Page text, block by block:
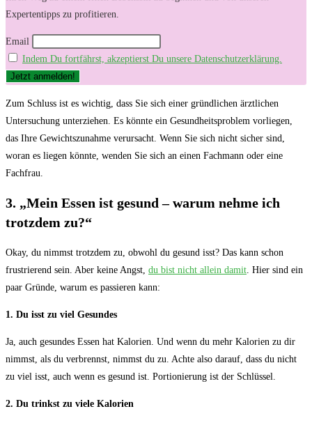
Expertentipps zu profitieren.
Email
Indem Du fortfährst, akzeptierst Du unsere Datenschutzerklärung.
Zum Schluss ist es wichtig, dass Sie sich einer gründlichen ärztlichen
Untersuchung unterziehen. Es könnte ein Gesundheitsproblem vorliegen,
das Ihre Gewichtszunahme verursacht. Wenn Sie sich nicht sicher sind,
woran es liegen könnte, wenden Sie sich an einen Fachmann oder eine
Fachfrau.
3. „Mein Essen ist gesund – warum nehme ich
trotzdem zu?“
Okay, du nimmst trotzdem zu, obwohl du gesund isst? Das kann schon
frustrierend sein. Aber keine Angst, du bist nicht allein damit. Hier sind ein
paar Gründe, warum es passieren kann:
1. Du isst zu viel Gesundes
Ja, auch gesundes Essen hat Kalorien. Und wenn du mehr Kalorien zu dir
nimmst, als du verbrennst, nimmst du zu. Achte also darauf, dass du nicht
zu viel isst, auch wenn es gesund ist. Portionierung ist der Schlüssel.
2. Du trinkst zu viele Kalorien